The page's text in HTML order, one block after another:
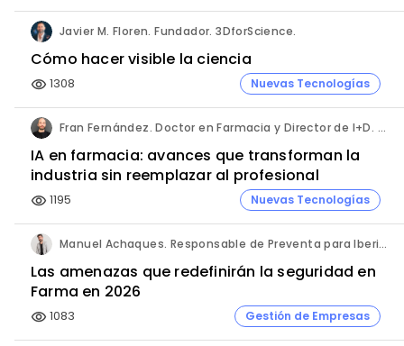
Javier M. Floren. Fundador. 3DforScience.
Cómo hacer visible la ciencia
visibility 1308 Nuevas Tecnologías
Fran Fernández. Doctor en Farmacia y Director de I+D. Labiana
IA en farmacia: avances que transforman la
industria sin reemplazar al profesional
visibility 1195 Nuevas Tecnologías
Manuel Achaques. Responsable de Preventa para Iberia, Italia y Latinoamérica. Hornetsecurity.
Las amenazas que redefinirán la seguridad en
Farma en 2026
visibility 1083 Gestión de Empresas